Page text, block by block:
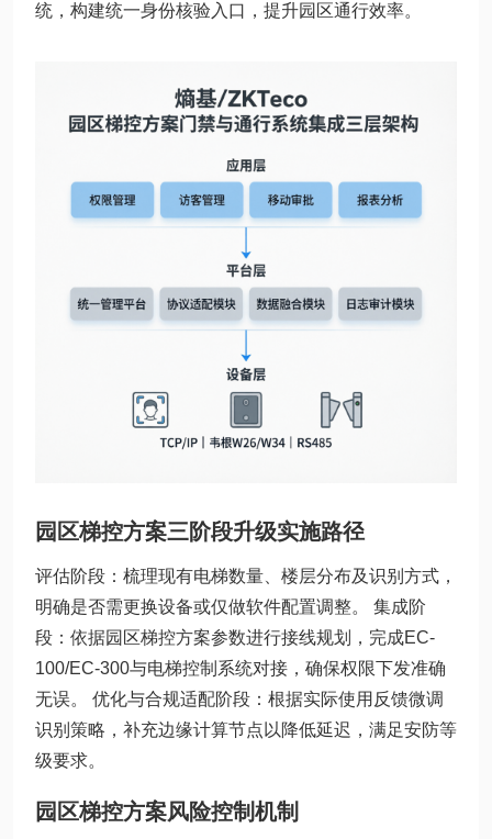
统，构建统一身份核验入口，提升园区通行效率。
园区梯控方案三阶段升级实施路径
评估阶段：梳理现有电梯数量、楼层分布及识别方式，
明确是否需更换设备或仅做软件配置调整。 集成阶
段：依据园区梯控方案参数进行接线规划，完成EC-
100/EC-300与电梯控制系统对接，确保权限下发准确
无误。 优化与合规适配阶段：根据实际使用反馈微调
识别策略，补充边缘计算节点以降低延迟，满足安防等
级要求。
园区梯控方案风险控制机制